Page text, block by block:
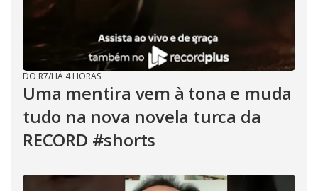
DO R7/HÁ 4 HORAS
Uma mentira vem à tona e muda
tudo na nova novela turca da
RECORD #shorts